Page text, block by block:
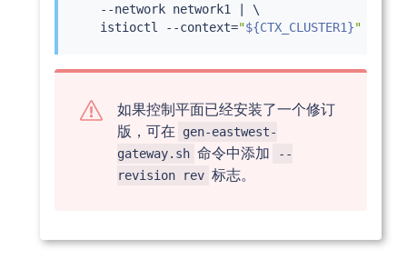
    --network network1
\
istioctl
--context="${CTX_CLUSTER1}"
如果控制平面已经安装了一个修订
版，可在
gen-eastwest-
gateway.sh 命令中添加
--
revision rev 标志。